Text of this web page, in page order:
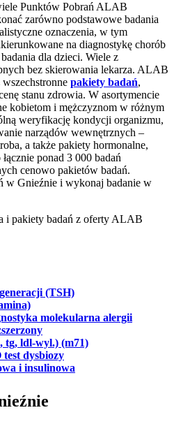
Punktów Pobrań ALAB
zarówno podstawowe badania
oznaczenia, w tym
na diagnostykę chorób
dla dzieci. Wiele z
bez skierowania lekarza. ALAB
pakiety badań,
stanu zdrowia. W asortymencie
kobietom i mężczyznom w różnym
weryfikację kondycji organizmu,
narządów wewnętrznych –
a także pakiety hormonalne,
ponad 3 000 badań
cenowo pakietów badań.
w Gnieźnie i wykonaj badanie w
i pakiety badań z oferty ALAB
(TSH)
molekularna alergii
tg, ldl-wyl.) (m71)
dysbiozy
i insulinowa